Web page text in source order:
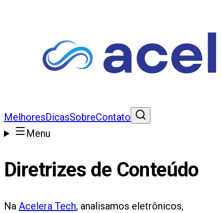
MelhoresDicasSobreContato
Menu
Diretrizes de Conteúdo
Na Acelera Tech, analisamos eletrônicos,